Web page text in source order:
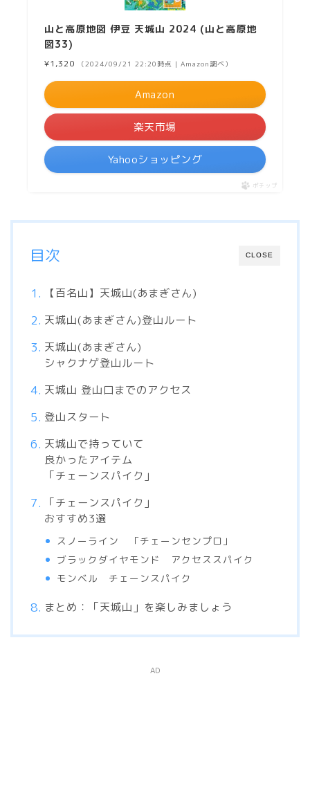
山と高原地図 伊豆 天城山 2024 (山と高原地
図33)
¥1,320 （2024/09/21 22:20時点 | Amazon調べ）
Amazon
楽天市場
Yahooショッピング
ポチップ
CLOSE
目次
【百名山】天城山(あまぎさん)
天城山(あまぎさん)登山ルート
天城山(あまぎさん)
シャクナゲ登山ルート
天城山 登山口までのアクセス
登山スタート
天城山で持っていて
良かったアイテム
「チェーンスパイク」
「チェーンスパイク」
おすすめ3選
スノーライン 「チェーンセンプロ」
ブラックダイヤモンド アクセススパイク
モンベル チェーンスパイク
まとめ：「天城山」を楽しみましょう
AD